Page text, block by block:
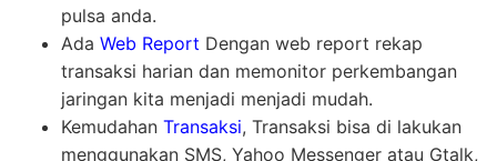
pulsa anda.
Ada Web Report Dengan web report rekap
transaksi harian dan memonitor perkembangan
jaringan kita menjadi menjadi mudah.
Kemudahan Transaksi, Transaksi bisa di lakukan
menggunakan SMS, Yahoo Messenger atau Gtalk,